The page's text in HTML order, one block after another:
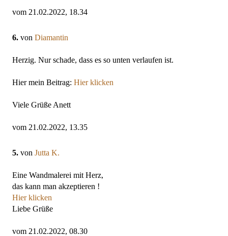
vom 21.02.2022, 18.34
6. von Diamantin
Herzig. Nur schade, dass es so unten verlaufen ist.
Hier mein Beitrag: Hier klicken
Viele Grüße Anett
vom 21.02.2022, 13.35
5. von Jutta K.
Eine Wandmalerei mit Herz,
das kann man akzeptieren !
Hier klicken
Liebe Grüße
vom 21.02.2022, 08.30